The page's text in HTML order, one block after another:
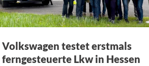
Volkswagen testet erstmals
ferngesteuerte Lkw in Hessen